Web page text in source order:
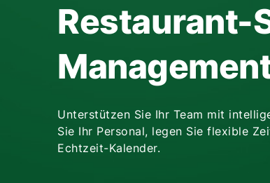
Restaurant-
Unterstützen Sie Ihr Team mit
Sie Ihr Personal, legen Sie flexible
Echtzeit-Kalender.